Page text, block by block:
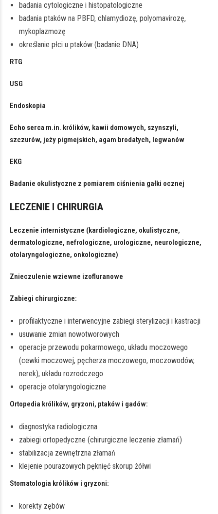
badania cytologiczne i histopatologiczne
badania ptaków na PBFD, chlamydiozę, polyomavirozę,
mykoplazmozę
określanie płci u ptaków (badanie DNA)
RTG
USG
Endoskopia
Echo serca m.in. królików, kawii domowych, szynszyli,
szczurów, jeży pigmejskich, agam brodatych, legwanów
EKG
Badanie okulistyczne z pomiarem ciśnienia gałki ocznej
LECZENIE I CHIRURGIA
Leczenie internistyczne (kardiologiczne, okulistyczne,
dermatologiczne, nefrologiczne, urologiczne, neurologiczne,
otolaryngologiczne, onkologiczne)
Znieczulenie wziewne izofluranowe
Zabiegi chirurgiczne:
profilaktyczne i interwencyjne zabiegi sterylizacji i kastracji
usuwanie zmian nowotworowych
operacje przewodu pokarmowego, układu moczowego
(cewki moczowej, pęcherza moczowego, moczowodów,
nerek), układu rozrodczego
operacje otolaryngologiczne
Ortopedia królików, gryzoni, ptaków i gadów:
diagnostyka radiologiczna
zabiegi ortopedyczne (chirurgiczne leczenie złamań)
stabilizacja zewnętrzna złamań
klejenie pourazowych pęknięć skorup żółwi
Stomatologia królików i gryzoni:
korekty zębów